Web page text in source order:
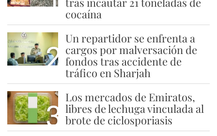
cocaína
2
Un repartidor se enfrenta a
cargos por malversación de
fondos tras accidente de
tráfico en Sharjah
3
Los mercados de Emiratos,
libres de lechuga vinculada al
brote de ciclosporiasis